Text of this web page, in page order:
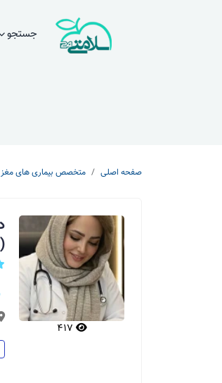
جستجو
صفحه اصلی متخصص بیماری های مغز